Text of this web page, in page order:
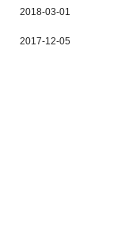
2018-03-01
2017-12-05